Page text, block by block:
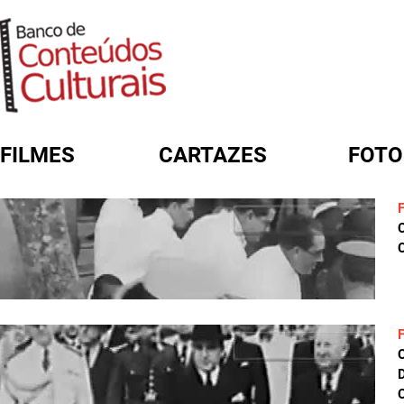
FILMES CARTAZES
FORMULÁRIO DE BUSCA